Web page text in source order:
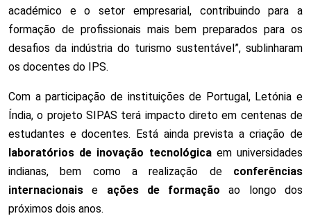
académico e o setor empresarial, contribuindo para a
formação de profissionais mais bem preparados para os
desafios da indústria do turismo sustentável”, sublinharam
os docentes do IPS.
Com a participação de instituições de Portugal, Letónia e
Índia, o projeto SIPAS terá impacto direto em centenas de
estudantes e docentes. Está ainda prevista a criação de
laboratórios de inovação tecnológicaem universidades
indianas, bem como a realização de conferências
internacionais e ações de formação ao longo dos
próximos dois anos.